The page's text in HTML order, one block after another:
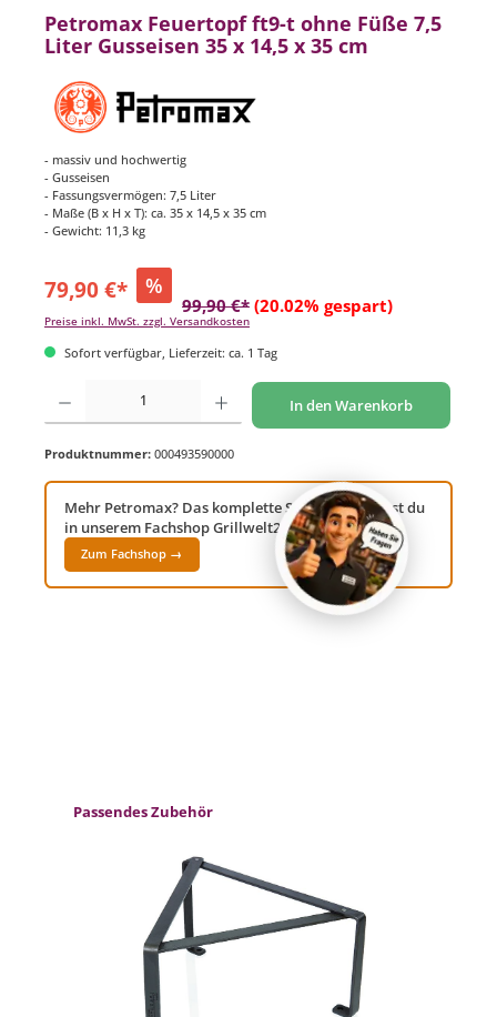
Petromax Feuertopf ft9-t ohne Füße 7,5
Liter Gusseisen 35 x 14,5 x 35 cm
- massiv und hochwertig
- Gusseisen
- Fassungsvermögen: 7,5 Liter
- Maße (B x H x T): ca. 35 x 14,5 x 35 cm
- Gewicht: 11,3 kg
79,90 €* %
99,90 €* (20.02% gespart)
Preise inkl. MwSt. zzgl. Versandkosten
Sofort verfügbar, Lieferzeit: ca. 1 Tag
Produkt Anzahl: Gib den gewünschten Wert ein oder benutze die Schaltflächen um
In den Warenkorb
Produktnummer: 000493590000
Mehr Petromax? Das komplette Sortiment findest du
in unserem Fachshop Grillwelt24!
Zum Fachshop →
Produktgalerie überspringen
Passendes Zubehör